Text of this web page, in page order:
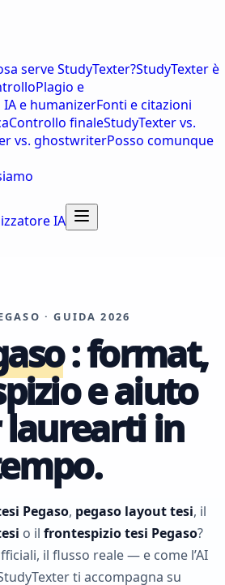
serve StudyTexter?StudyTexter è
Plagio e
IA e humanizerFonti e citazioni
Controllo finaleStudyTexter vs.
vs. ghostwriterPosso comunque
IA
· GUIDA 2026
: format,
e aiuto
laurearti in
Pegaso, pegaso layout tesi, il
o il frontespizio tesi Pegaso?
il flusso reale — e come l’AI
ti accompagna su